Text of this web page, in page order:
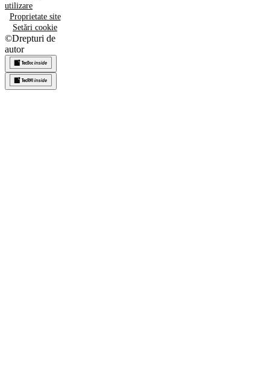
utilizare
Proprietate site
Setări cookie
©Drepturi de
autor